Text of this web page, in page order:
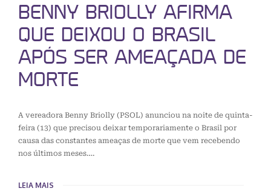
BENNY BRIOLLY AFIRMA
QUE DEIXOU O BRASIL
APÓS SER AMEAÇADA DE
MORTE
A vereadora Benny Briolly (PSOL) anunciou na noite de quinta-
feira (13) que precisou deixar temporariamente o Brasil por
causa das constantes ameaças de morte que vem recebendo
nos últimos meses….
LEIA MAIS